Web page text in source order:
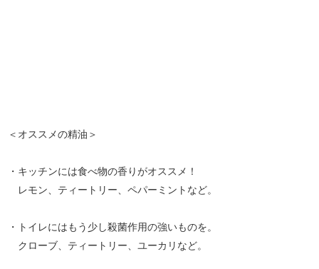
＜オススメの精油＞
・キッチンには食べ物の香りがオススメ！
レモン、ティートリー、ペパーミントなど。
・トイレにはもう少し殺菌作用の強いものを。
クローブ、ティートリー、ユーカリなど。